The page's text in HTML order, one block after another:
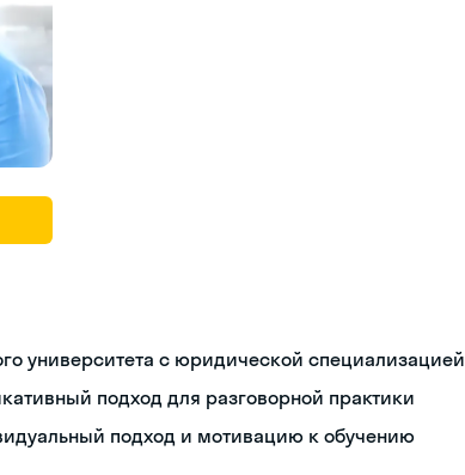
университета с юридической специализацией
подход для разговорной практики
подход и мотивацию к обучению